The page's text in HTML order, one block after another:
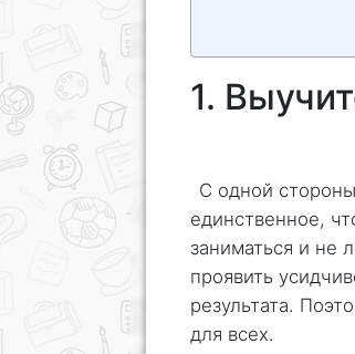
1.
С одной
единственное,
заниматься и не
проявить
результата.
для всех.